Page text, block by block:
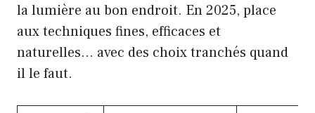
la lumière au bon endroit. En 2025, place
aux techniques fines, efficaces et
naturelles… avec des choix tranchés quand
il le faut.